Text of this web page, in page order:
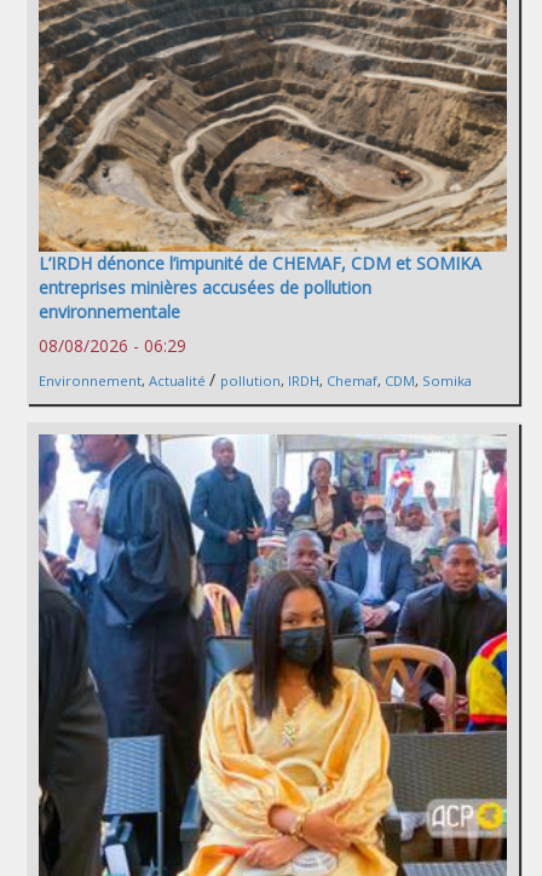
L’IRDH dénonce l’impunité de CHEMAF, CDM et SOMIKA
entreprises minières accusées de pollution
environnementale
08/08/2026 - 06:29
Environnement, Actualité / pollution, IRDH, Chemaf, CDM, Somika